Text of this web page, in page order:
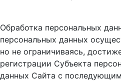
Обработка персональных
персональных данных
но не ограничиваясь,
регистрации Субъекта
данных Сайта с